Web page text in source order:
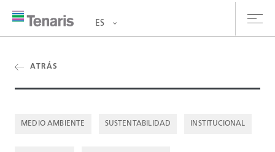
y Servicios
ES
ATRÁS
MEDIO AMBIENTE SUSTENTABILIDAD INSTITUCIONAL